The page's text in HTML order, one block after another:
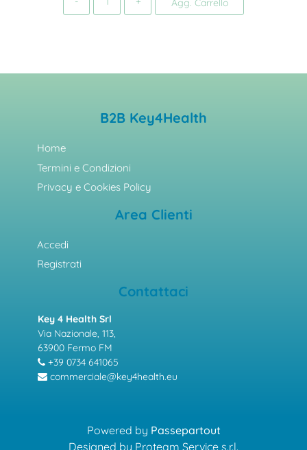
Agg. Carrello
B2B Key4Health
Home
Termini e Condizioni
Privacy e Cookies Policy
Area Clienti
Accedi
Registrati
Contattaci
Key 4 Health Srl
Via Nazionale, 113,
63900 Fermo FM
+39 0734 641065
commerciale@key4health.eu
Powered by Passepartout
Designed by Proteam Service s.r.l.